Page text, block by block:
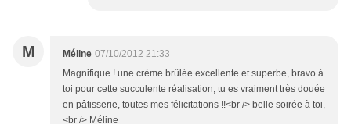
M Méline 07/10/2012 21:33
Magnifique ! une crème brûlée excellente et superbe, bravo à
toi pour cette succulente réalisation, tu es vraiment très douée
en pâtisserie, toutes mes félicitations !!<br /> belle soirée à toi,
<br /> Méline